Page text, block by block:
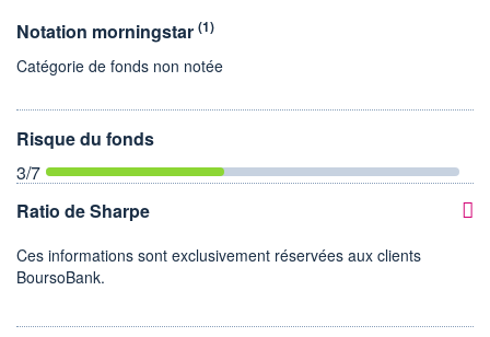
Notation morningstar (1)
Catégorie de fonds non notée
Risque du fonds
3/7
Ratio de Sharpe
Ces informations sont exclusivement réservées aux clients
BoursoBank.